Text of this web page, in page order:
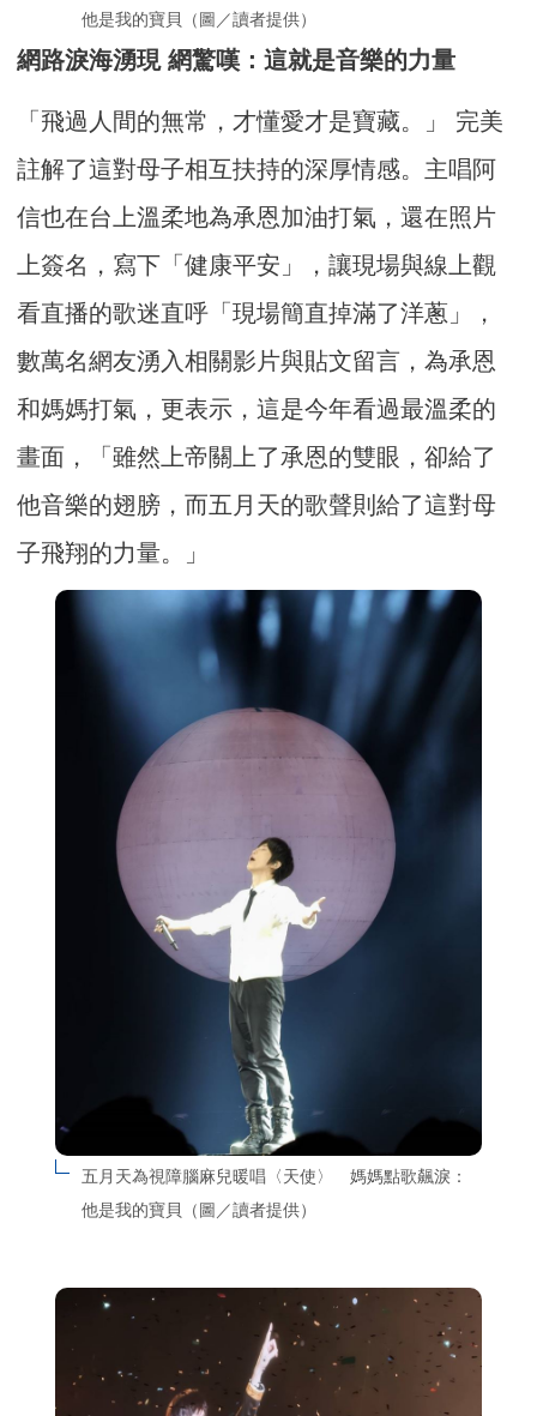
他是我的寶貝（圖／讀者提供）
網路淚海湧現 網驚嘆：這就是音樂的力量
「飛過人間的無常，才懂愛才是寶藏。」 完美
註解了這對母子相互扶持的深厚情感。主唱阿
信也在台上溫柔地為承恩加油打氣，還在照片
上簽名，寫下「健康平安」，讓現場與線上觀
看直播的歌迷直呼「現場簡直掉滿了洋蔥」，
數萬名網友湧入相關影片與貼文留言，為承恩
和媽媽打氣，更表示，這是今年看過最溫柔的
畫面，「雖然上帝關上了承恩的雙眼，卻給了
他音樂的翅膀，而五月天的歌聲則給了這對母
子飛翔的力量。」
五月天為視障腦麻兒暖唱〈天使〉　媽媽點歌飆淚：
他是我的寶貝（圖／讀者提供）